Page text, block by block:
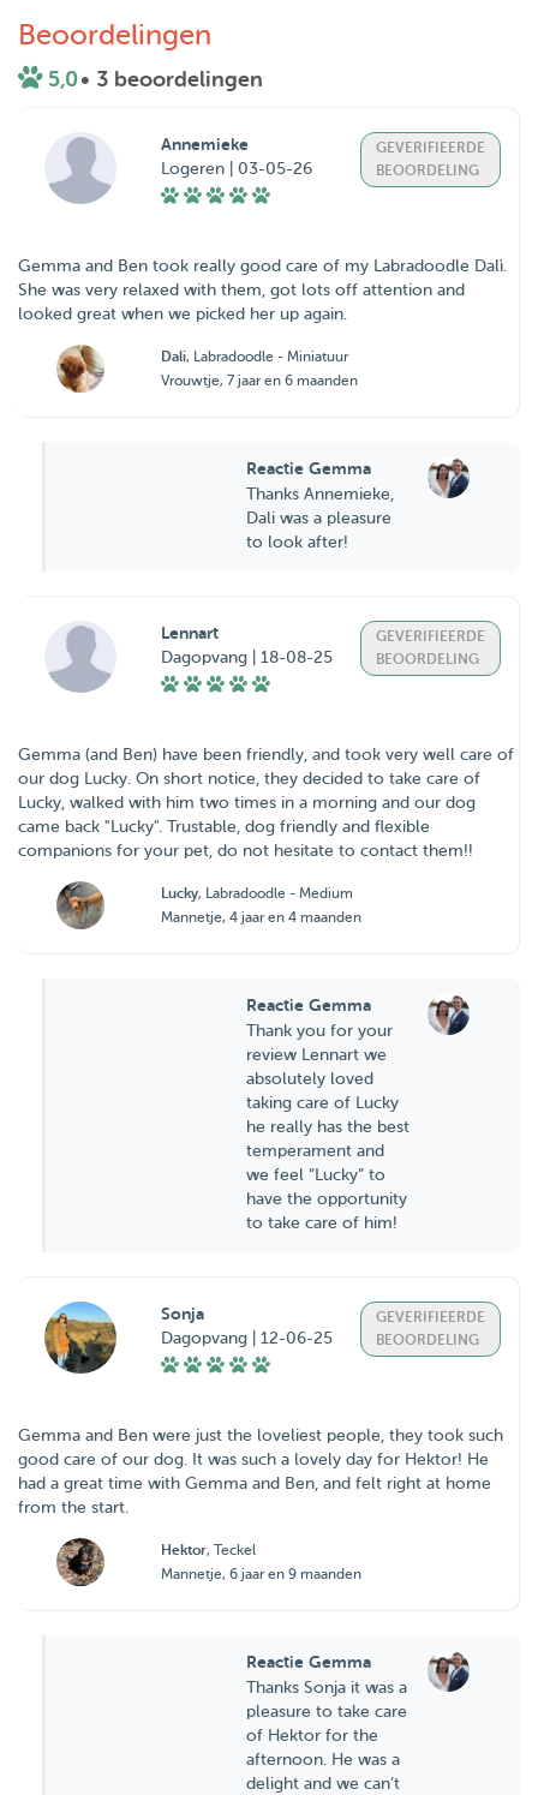
Beoordelingen
5,0• 3 beoordelingen
Annemieke
Logeren | 03-05-26
GEVERIFIEERDE
BEOORDELING
Gemma and Ben took really good care of my Labradoodle Dalì.
She was very relaxed with them, got lots off attention and
looked great when we picked her up again.
Dali, Labradoodle - Miniatuur
Vrouwtje, 7 jaar en 6 maanden
Reactie Gemma
Thanks Annemieke,
Dali was a pleasure
to look after!
Lennart
Dagopvang | 18-08-25
GEVERIFIEERDE
BEOORDELING
Gemma (and Ben) have been friendly, and took very well care of
our dog Lucky. On short notice, they decided to take care of
Lucky, walked with him two times in a morning and our dog
came back "Lucky". Trustable, dog friendly and flexible
companions for your pet, do not hesitate to contact them!!
Lucky, Labradoodle - Medium
Mannetje, 4 jaar en 4 maanden
Reactie Gemma
Thank you for your
review Lennart we
absolutely loved
taking care of Lucky
he really has the best
temperament and
we feel “Lucky” to
have the opportunity
to take care of him!
Sonja
Dagopvang | 12-06-25
GEVERIFIEERDE
BEOORDELING
Gemma and Ben were just the loveliest people, they took such
good care of our dog. It was such a lovely day for Hektor! He
had a great time with Gemma and Ben, and felt right at home
from the start.
Hektor, Teckel
Mannetje, 6 jaar en 9 maanden
Reactie Gemma
Thanks Sonja it was a
pleasure to take care
of Hektor for the
afternoon. He was a
delight and we can’t